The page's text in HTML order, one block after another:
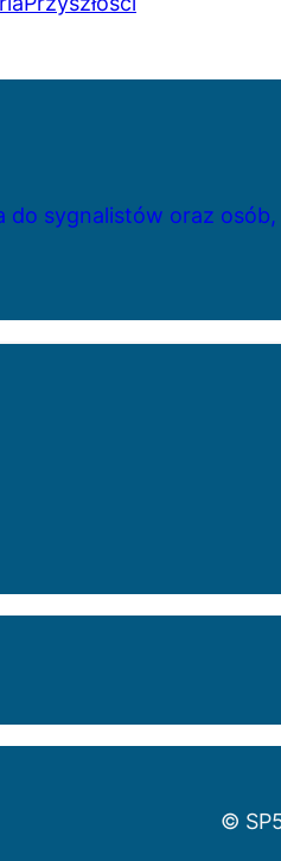
do sygnalistów oraz
©